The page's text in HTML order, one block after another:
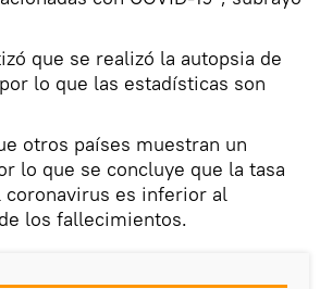
que se realizó la autopsia de
lo que las estadísticas son
otros países muestran un
lo que se concluye que la tasa
es inferior al
los fallecimientos.